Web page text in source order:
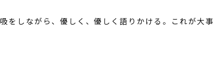
をしながら、優しく、優しく語りかける。これが大事